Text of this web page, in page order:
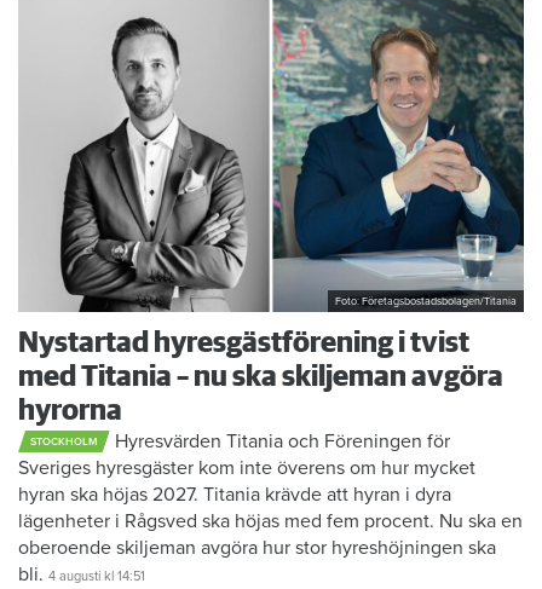
Foto: Företagsbostadsbolagen/Titania
Nystartad hyresgästförening i tvist
med Titania – nu ska skiljeman avgöra
hyrorna
STOCKHOLM
Hyresvärden Titania och Föreningen för
Sveriges hyresgäster kom inte överens om hur mycket
hyran ska höjas 2027. Titania krävde att hyran i dyra
lägenheter i Rågsved ska höjas med fem procent. Nu ska en
oberoende skiljeman avgöra hur stor hyreshöjningen ska
bli. 4 augusti kl 14:51